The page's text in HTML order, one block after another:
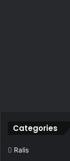
Categories
Ralis